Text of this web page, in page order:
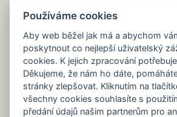
Po - Pá 8 - 16 h
733 127 788
Napište nám kdykoliv!
info@gastrochemie.cz
Používáme cookies
Aby web běžel jak má a abychom
poskytnout co nejlepší uživatelský
cookies. K jejich zpracování
Děkujeme, že nám ho dáte,
stránky zlepšovat. Kliknutím na
všechny cookies souhlasíte s
předání údajů našim partnerům pro